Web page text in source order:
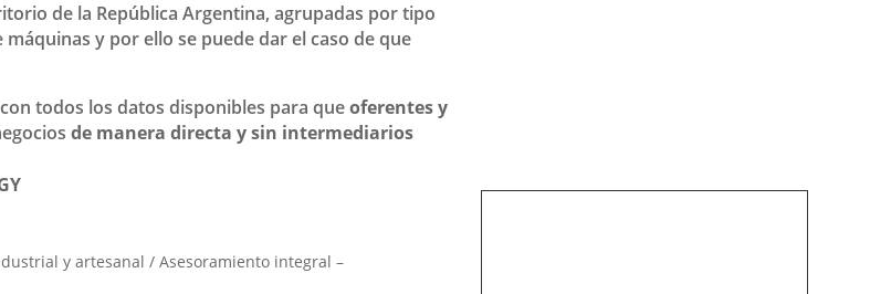
de la República Argentina, agrupadas por tipo
y por ello se puede dar el caso de que
todos los datos disponibles para queoferentes y
de manera directa y sin intermediarios
y artesanal / Asesoramiento integral –